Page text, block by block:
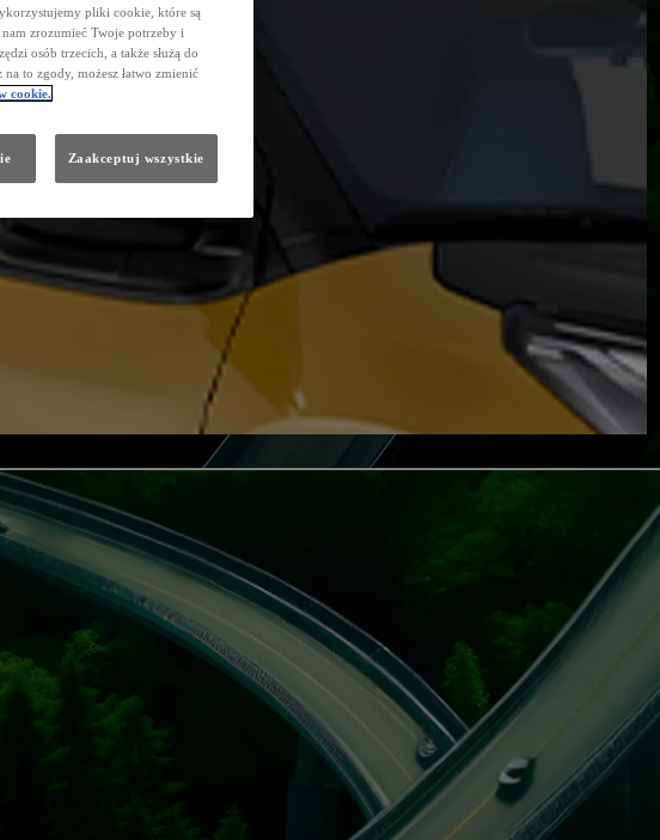
pliki cookie, które są
zrozumieć Twoje potrzeby i
osób trzecich, a także służą do
to zgody, możesz łatwo zmienić
cookie.
Zaakceptuj wszystkie